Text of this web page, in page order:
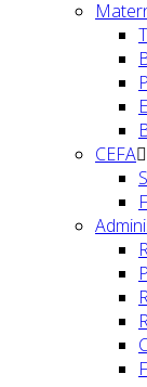
CEFA